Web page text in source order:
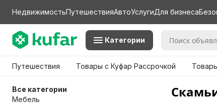
НедвижимостьПутешествияАвтоУслугиДля бизнеса
Категории
Путешествия Товары с Куфар Рассрочкой
Все категории
Мебель